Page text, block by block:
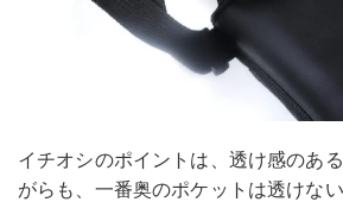
イチオシのポイントは、透け感のあ
がらも、一番奥のポケットは透けな